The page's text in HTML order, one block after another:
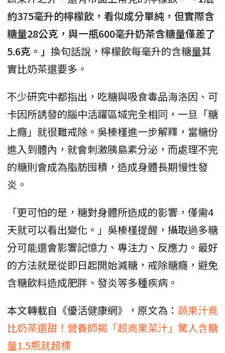
約375毫升的檸檬飲，看似成分單純，但實際含
糖量28公克，與一瓶600毫升奶茶含糖量僅差了
5.6克。」 換句話說，檸檬飲每毫升的含糖量其
實比奶茶還要多。
不少研究中都指出，吃糖與吸食毒品海洛因、可
卡因所誘發的腦中活躍區域完全相同，一旦「糖
上癮」就很難戒除。吳榛槿進一步解釋，當糖份
進入到體內，就會刺激胰島素分泌，而處理不完
的糖則會成為脂肪囤積，造成身體長期慢性發
炎。
「更可怕的是，糖對身體所造成的影響，僅需4
天就可以看出變化。」吳榛槿提醒，攝取過多糖
分可能還會影響記憶力、專注力、反應力。最好
的方法就是從即日起開始減糖，戒除糖癮，避免
含糖飲料造成肥胖、發炎等多種疾病。
本文轉載自《優活健康網》，原文為： 蔬果汁竟
比奶茶還甜！營養師揭「超商果菜汁」驚人含糖
量1.5瓶就超標